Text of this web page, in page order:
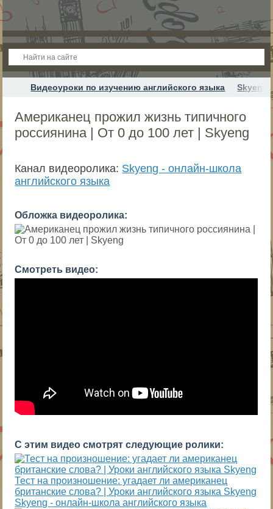
Видеоуроки по изучению английского языка Skyeng
Американец прожил жизнь типичного
россиянина | От 0 до 100 лет | Skyeng
Канал видеоролика: Skyeng - онлайн-школа
английского языка
Обложка видеоролика:
Смотреть видео:
С этим видео смотрят следующие ролики:
Тест на произношение: угадает ли американец
британские слова? | Уроки английского языка Skyeng
Skyeng - онлайн-школа английского языка